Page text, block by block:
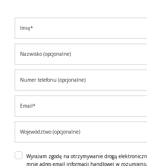
Wyrażam zgodę na otrzymywanie drogą
mnie adres email informacji handlowej w